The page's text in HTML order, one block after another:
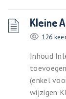
Kleine
126
Inhoud
(enkel
wijzigen